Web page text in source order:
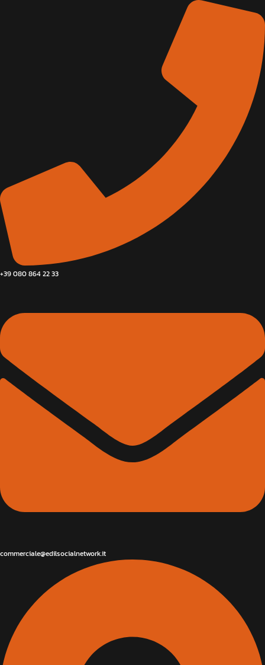
+39 080 864 22 33
commerciale@edilsocialnetwork.it